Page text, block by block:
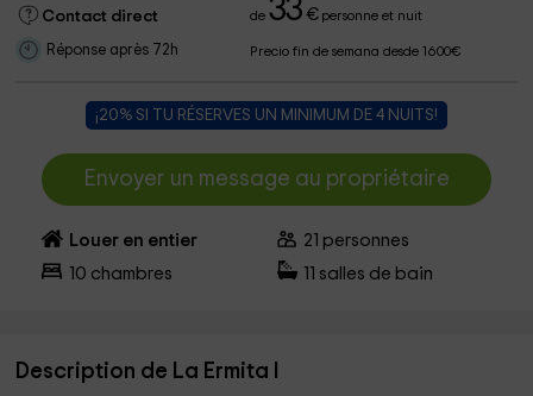
Contact direct de33 €personne et nuit
Réponse après 72h Precio fin de semana desde 1600€
¡20% SI TU RÉSERVES UN MINIMUM DE 4 NUITS!
Envoyer un message au propriétaire
Louer en entier 21
personnes
10 chambres salles de bain
Description de La Ermita I